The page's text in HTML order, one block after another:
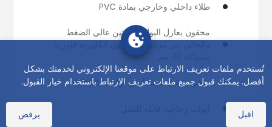
تُستخدم ملفات تعريف الارتباط على موقعنا الإلكتروني لخدمتك بشكل
أفضل. يمكنك قبول جميع ملفات تعريف الارتباط باستخدام خيار القبول.
اقبل يرفض
طلاء داخلي وخارجي بمادة PVC
محقون بعازل البولي يوريثين عالي الضغط
والخالي من مركبات الكربون الكلورية فلورية
مبخرمصمم خصيصًا من نوعية rolbond